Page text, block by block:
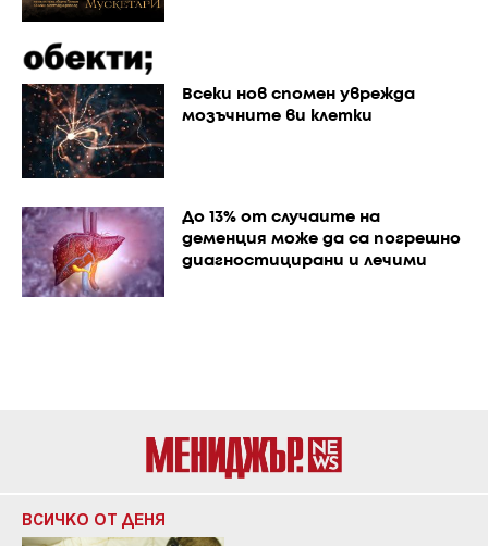
Всеки нов спомен уврежда
мозъчните ви клетки
До 13% от случаите на
деменция може да са погрешно
диагностицирани и лечими
ВСИЧКО ОТ ДЕНЯ